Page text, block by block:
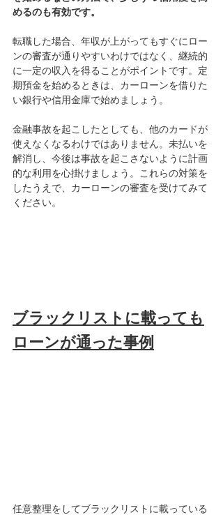
めるのも有効です。
転職した場合、年収が上がってもすぐにロー
ンの審査が通りやすいわけではなく、継続的
に一定の収入を得ることがポイントです。定
期預金を始めるときは、カーローンを借りた
い銀行や信用金庫で始めましょう。
金融事故を起こしたとしても、他のカードが
使えなくなるわけではありません。未払いを
解消し、今後は事故を起こさないように計画
的な利用を心掛けましょう。これらの対策を
したうえで、カーローンの審査を受けてみて
ください。
ブラックリストに載っても
任意整理をしてブラックリストに載っている